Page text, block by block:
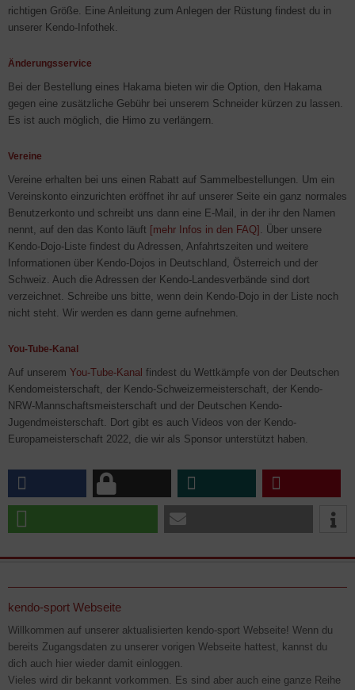
richtigen Größe. Eine Anleitung zum Anlegen der Rüstung findest du in
unserer Kendo-Infothek.
Änderungsservice
Bei der Bestellung eines Hakama bieten wir die Option, den Hakama
gegen eine zusätzliche Gebühr bei unserem Schneider kürzen zu lassen.
Es ist auch möglich, die Himo zu verlängern.
Vereine
Vereine erhalten bei uns einen Rabatt auf Sammelbestellungen. Um ein
Vereinskonto einzurichten eröffnet ihr auf unserer Seite ein ganz normales
Benutzerkonto und schreibt uns dann eine E-Mail, in der ihr den Namen
nennt, auf den das Konto läuft [mehr Infos in den FAQ] . Über unsere
Kendo-Dojo-Liste findest du Adressen, Anfahrtszeiten und weitere
Informationen über Kendo-Dojos in Deutschland, Österreich und der
Schweiz. Auch die Adressen der Kendo-Landesverbände sind dort
verzeichnet. Schreibe uns bitte, wenn dein Kendo-Dojo in der Liste noch
nicht steht. Wir werden es dann gerne aufnehmen.
You-Tube-Kanal
Auf unserem You-Tube-Kanal findest du Wettkämpfe von der Deutschen
Kendomeisterschaft, der Kendo-Schweizermeisterschaft, der Kendo-
NRW-Mannschaftsmeisterschaft und der Deutschen Kendo-
Jugendmeisterschaft. Dort gibt es auch Videos von der Kendo-
Europameisterschaft 2022, die wir als Sponsor unterstützt haben.
kendo-sport Webseite
Willkommen auf unserer aktualisierten kendo-sport Webseite! Wenn du
bereits Zugangsdaten zu unserer vorigen Webseite hattest, kannst du
dich auch hier wieder damit einloggen.
Vieles wird dir bekannt vorkommen. Es sind aber auch eine ganze Reihe